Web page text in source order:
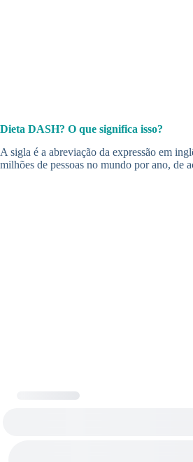
Dieta DASH? O que significa isso?
A sigla é a abreviação da expressão em
milhões de pessoas no mundo por ano, de